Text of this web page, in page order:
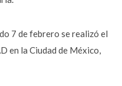
7 de febrero se realizó el
en la Ciudad de México,